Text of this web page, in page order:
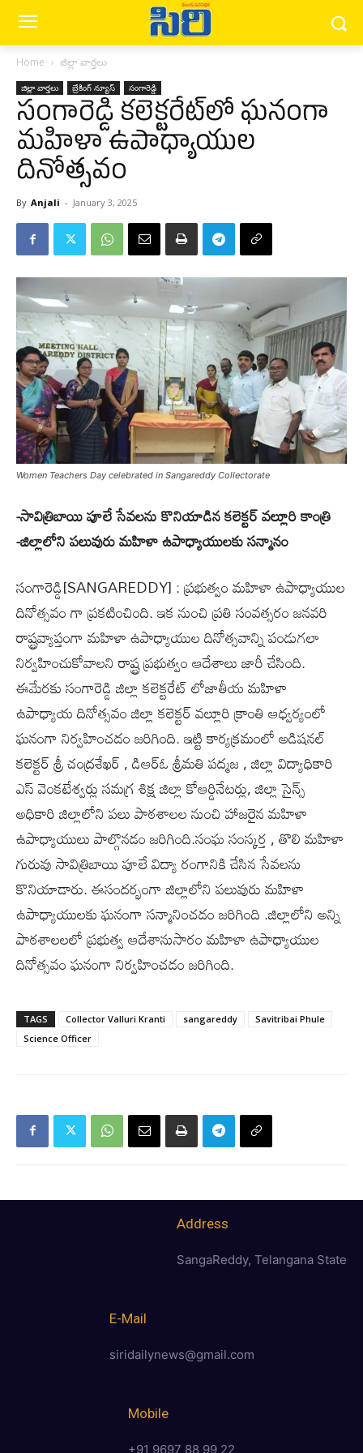
Home జిల్లా వార్త‌లు
జిల్లా వార్త‌లు బ్రేకింగ్ న్యూస్‌ సంగారెడ్డి
సంగారెడ్డి క‌లెక్ట‌రేట్‌లో ఘనంగా
మహిళా ఉపాధ్యాయుల
దినోత్సవం
By Anjali - January 3, 2025
Women Teachers Day celebrated in Sangareddy Collectorate
-సావిత్రిబాయి పూలే సేవ‌ల‌ను కొనియాడిన క‌లెక్ట‌ర్ వ‌ల్లూరి కాంత్రి
-జిల్లాలోని ప‌లువురు మహిళా ఉపాధ్యాయులకు స‌న్మానం
సంగారెడ్డి[SANGAREDDY] : ప్రభుత్వం మహిళా ఉపాధ్యాయుల
దినోత్సవం గా ప్రకటించింది. ఇక నుంచి ప్రతి సంవత్సరం జ‌న‌వ‌రి
రాష్ట్రవ్యాప్తంగా మహిళా ఉపాధ్యాయుల దినోత్సవాన్ని పండుగలా
నిర్వహించుకోవాలని రాష్ట్ర ప్రభుత్వం ఆదేశాలు జారీ చేసింది.
ఈమేర‌కు సంగారెడ్డి జిల్లా కలెక్టరేట్ లోజాతీయ మహిళా
ఉపాధ్యాయ దినోత్సవం జిల్లా కలెక్టర్ వ‌ల్లూరి క్రాంతి ఆధ్వర్యంలో
ఘనంగా నిర్వహించడం జరిగింది. ఇట్టి కార్యక్రమంలో అడిషనల్
కలెక్టర్ శ్రీ చంద్రశేఖర్ , డిఆర్ఓ శ్రీమతి పద్మజ , జిల్లా విద్యాధికారి
ఎస్ వెంకటేశ్వర్లు సమగ్ర శిక్ష జిల్లా కోఆర్డినేటర్లు, జిల్లా సైన్స్
అధికారి జిల్లాలోని పలు పాఠశాలల నుంచి హాజరైన మహిళా
ఉపాధ్యాయులు పాల్గొనడం జరిగింది.సంఘ సంస్క‌ర్త‌ , తొలి మహిళా
గురువు సావిత్రిబాయి పూలే విద్యా రంగానికి చేసిన సేవలను
కొనియాడారు. ఈసంద‌ర్భంగా జిల్లాలోని పలువురు మహిళా
ఉపాధ్యాయులకు ఘనంగా సన్మానించడం జరిగింది .జిల్లాలోని అన్ని
పాఠశాలలలో ప్రభుత్వ ఆదేశానుసారం మహిళా ఉపాధ్యాయుల
దినోత్సవం ఘనంగా నిర్వహించడం జరిగింది.
TAGS Collector Valluri Kranti sangareddy
Savitribai Phule
Science Officer
Address
SangaReddy, Telangana State
E-Mail
siridailynews@gmail.com
Mobile
+91 9697 88 99 22